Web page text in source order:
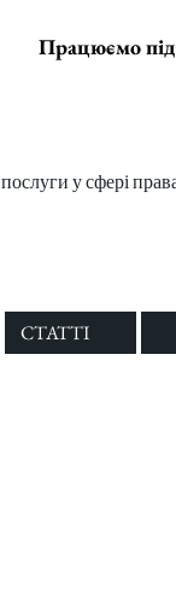
Працюємо
у сфері
СТАТТІ